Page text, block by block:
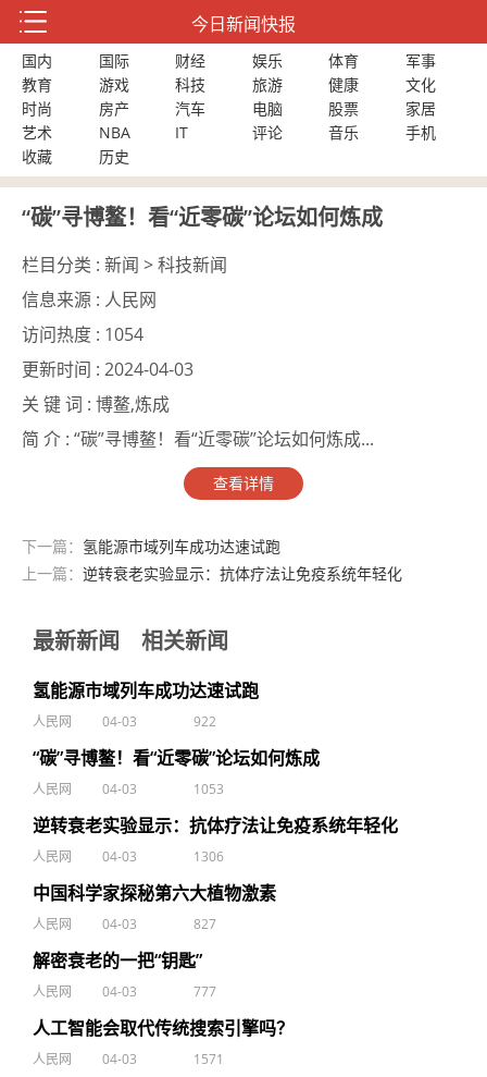
今日新闻快报
国内 国际 财经 娱乐 体育
军事
教育
游戏 科技 旅游 健康
文化
时尚
房产 汽车 电脑 股票
家居
艺术
NBA IT 评论 音乐
手机
收藏
历史
“碳”寻博鳌！看“近零碳”论坛如何炼成
栏目分类 : 新闻 > 科技新闻
信息来源 : 人民网
访问热度 : 1054
更新时间 : 2024-04-03
关 键 词 : 博鳌,炼成
简 介 : “碳”寻博鳌！看“近零碳”论坛如何炼成...
查看详情
下一篇： 氢能源市域列车成功达速试跑
上一篇： 逆转衰老实验显示：抗体疗法让免疫系统年轻化
最新新闻 相关新闻
氢能源市域列车成功达速试跑
人民网 04-03 922
“碳”寻博鳌！看“近零碳”论坛如何炼成
人民网 04-03 1053
逆转衰老实验显示：抗体疗法让免疫系统年轻化
人民网 04-03 1306
中国科学家探秘第六大植物激素
人民网 04-03 827
解密衰老的一把“钥匙”
人民网 04-03 777
人工智能会取代传统搜索引擎吗？
人民网 04-03 1571